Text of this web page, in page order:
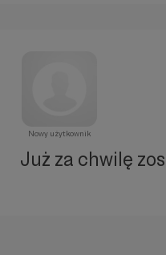
Nowy użytkownik
Już za chwilę